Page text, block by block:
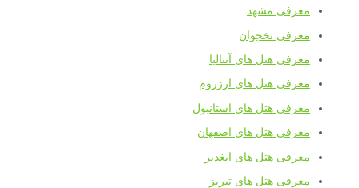
معرفی مشهد
معرفی نخجوان
معرفی هتل های آنتالیا
معرفی هتل های ارزروم
معرفی هتل های استانبول
معرفی هتل های اصفهان
معرفی هتل های ایغدیر
معرفی هتل های تبریز